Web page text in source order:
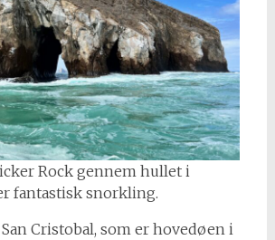
Rock gennem hullet i
fantastisk snorkling.
Cristobal, som er hovedøen i